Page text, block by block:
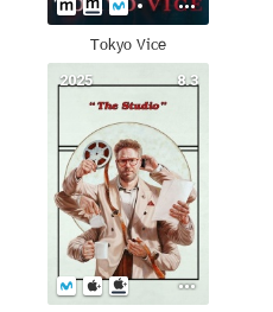
Tokyo Vice
8.3
2025